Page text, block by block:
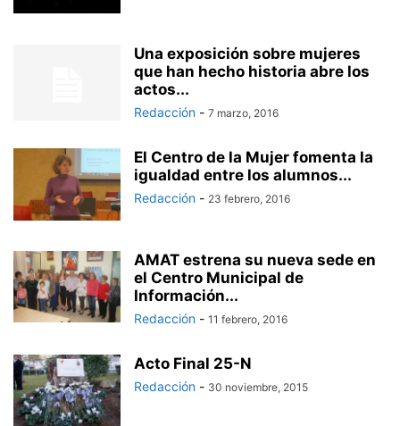
Una exposición sobre mujeres
que han hecho historia abre los
actos...
Redacción - 7 marzo, 2016
El Centro de la Mujer fomenta la
igualdad entre los alumnos...
Redacción - 23 febrero, 2016
AMAT estrena su nueva sede en
el Centro Municipal de
Información...
Redacción - 11 febrero, 2016
Acto Final 25-N
Redacción - 30 noviembre, 2015